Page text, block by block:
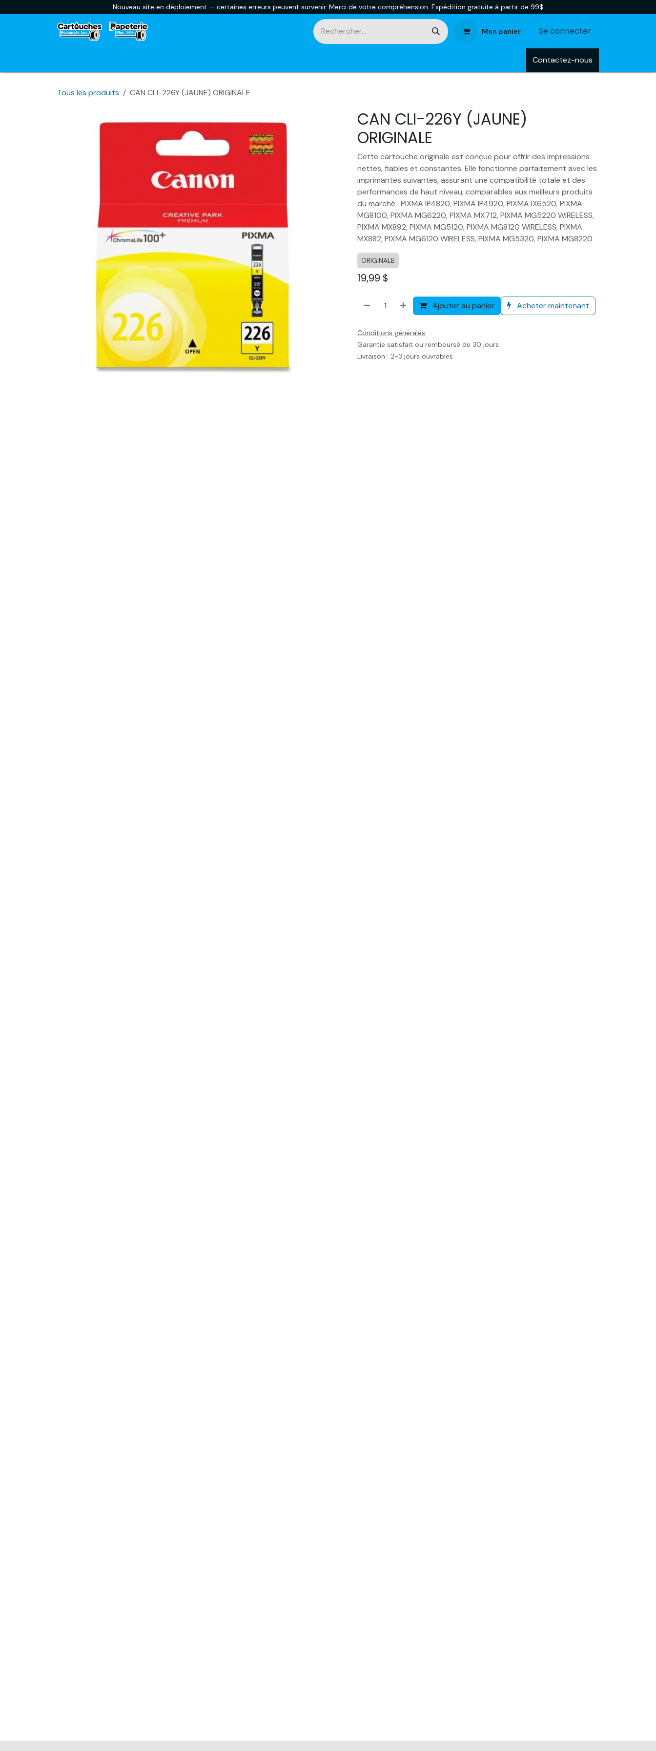
Nouveau site en déploiement — certaines erreurs peuvent survenir. Merci de votre compréhension. Expédition gratuite à partir de 99$
Mon panier Se connecter
Contactez-nous
Tous les produits CAN CLI-226Y (JAUNE) ORIGINALE
CAN CLI-226Y (JAUNE)
ORIGINALE
Cette cartouche originale est conçue pour offrir des impressions
nettes, fiables et constantes. Elle fonctionne parfaitement avec les
imprimantes suivantes, assurant une compatibilité totale et des
performances de haut niveau, comparables aux meilleurs produits
du marché : PIXMA IP4820, PIXMA IP4920, PIXMA IX6520, PIXMA
MG8100, PIXMA MG6220, PIXMA MX712, PIXMA MG5220 WIRELESS,
PIXMA MX892, PIXMA MG5120, PIXMA MG8120 WIRELESS, PIXMA
MX882, PIXMA MG6120 WIRELESS, PIXMA MG5320, PIXMA MG8220
ORIGINALE
19,99 $
Ajouter au panier Acheter maintenant
Conditions générales
Garantie satisfait ou remboursé de 30 jours
Livraison : 2-3 jours ouvrables